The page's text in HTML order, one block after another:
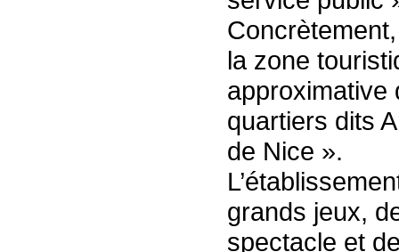
la zone
approximative
quartiers dits
de Nice ».
grands jeux,
spectacle et